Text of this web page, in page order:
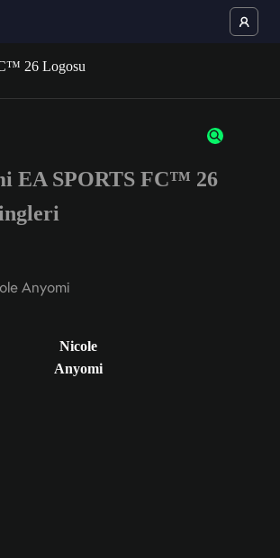
minimum of 3 characters or numbers
EA SPORTS FC™ 26
Anyomi
Nicole
Anyomi